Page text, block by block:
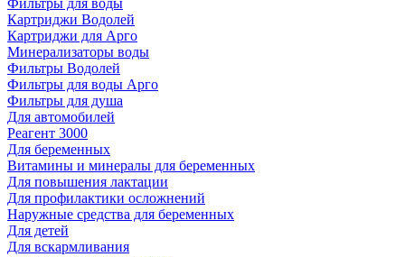
Картриджи Водолей
Картриджи для Арго
Минерализаторы воды
Фильтры Водолей
Фильтры для воды Арго
Фильтры для душа
Для автомобилей
Реагент 3000
Для беременных
Витамины и минералы для беременных
Для повышения лактации
Для профилактики осложнений
Наружные средства для беременных
Для детей
Для вскармливания